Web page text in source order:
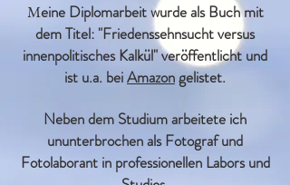
Meine Diplomarbeit wurde als Buch mit
dem Titel: "Friedenssehnsucht versus
innenpolitisches Kalkül" veröffentlicht und
ist u.a. beiAmazongelistet.
Neben dem Studium arbeitete ich
ununterbrochen als Fotograf und
Fotolaborant in professionellen Labors und